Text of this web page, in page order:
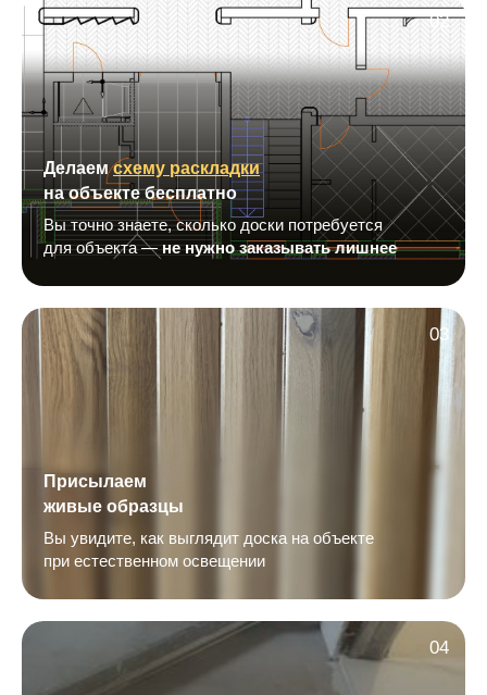
02
Делаемсхему раскладки
на объекте бесплатно
Вы точно знаете, сколько доски потребуется
для объекта —не нужно заказывать лишнее
03
Присылаем
живые образцы
Вы увидите, как выглядит доска на объекте
при естественном освещении
04